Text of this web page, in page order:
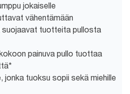
jokaiselle
vähentämään
suojaavat tuotteita pullosta
painuva pullo tuottaa
jonka tuoksu sopii sekä miehille